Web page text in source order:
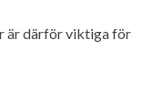
är därför viktiga för